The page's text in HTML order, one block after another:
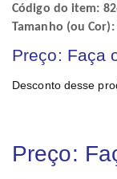
Código do item:
Tamanho (ou Cor):
Preço: Faça
Desconto desse
Preço: